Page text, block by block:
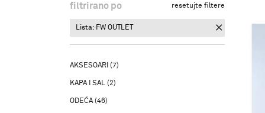
filtrirano po resetujte filtere
Lista: FW OUTLET
AKSESOARI (7)
KAPA I SAL (2)
ODEĆA(46)